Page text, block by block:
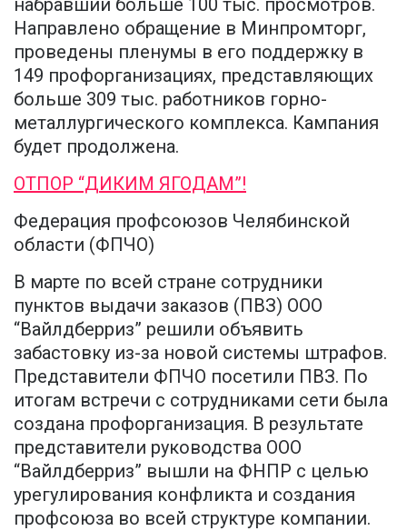
набравший больше 100 тыс. просмотров.
Направлено обращение в Минпромторг,
проведены пленумы в его поддержку в
149 профорганизациях, представляющих
больше 309 тыс. работников горно-
металлургического комплекса. Кампания
будет продолжена.
ОТПОР “ДИКИМ ЯГОДАМ”!
Федерация профсоюзов Челябинской
области (ФПЧО)
В марте по всей стране сотрудники
пунктов выдачи заказов (ПВЗ) ООО
“Вайлдберриз” решили объявить
забастовку из-за новой системы штрафов.
Представители ФПЧО посетили ПВЗ. По
итогам встречи с сотрудниками сети была
создана профорганизация. В результате
представители руководства ООО
“Вайлдберриз” вышли на ФНПР с целью
урегулирования конфликта и создания
профсоюза во всей структуре компании.